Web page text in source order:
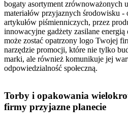
bogaty asortyment zrównoważonych
materiałów przyjaznych środowisku -
artykułów piśmienniczych, przez
innowacyjne gadżety zasilane
może zostać opatrzony logo Twojej
narzędzie promocji, które nie tylko
marki, ale również komunikuje jej
odpowiedzialność społeczną.
Torby i opakowania
firmy przyjazne planecie